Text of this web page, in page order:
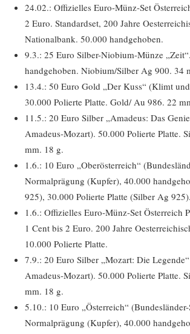
24.02.: Offizielles Euro-Münz-Set
2 Euro. Standardset, 200 Jahre
Nationalbank. 50.000 handgehoben.
9.3.: 25 Euro Silber-Niobium-Münze
handgehoben. Niobium/Silber Ag 900. 34
13.4.: 50 Euro Gold „Der Kuss“ (Klimt
30.000 Polierte Platte. Gold/ Au 986. 22
11.5.: 20 Euro Silber „Amadeus: Das
Amadeus-Mozart). 50.000 Polierte Platte.
mm. 18 g.
1.6.: 10 Euro „Oberösterreich“
Normalprägung (Kupfer), 40.000
925), 30.000 Polierte Platte (Silber Ag
1.6.: Offizielles Euro-Münz-Set Österreich
1 Cent bis 2 Euro. 200 Jahre
10.000 Polierte Platte.
7.9.: 20 Euro Silber „Mozart: Die
Amadeus-Mozart). 50.000 Polierte Platte.
mm. 18 g.
5.10.: 10 Euro „Österreich“
Normalprägung (Kupfer), 40.000